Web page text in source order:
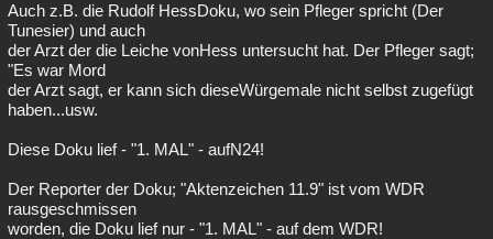
Auch z.B. die Rudolf HessDoku, wo sein Pfleger spricht (Der
Tunesier) und auch
der Arzt der die Leiche vonHess untersucht hat. Der Pfleger sagt;
"Es war Mord
der Arzt sagt, er kann sich dieseWürgemale nicht selbst zugefügt
haben...usw.
Diese Doku lief - "1. MAL" - aufN24!
Der Reporter der Doku; "Aktenzeichen 11.9" ist vom WDR
rausgeschmissen
worden, die Doku lief nur - "1. MAL" - auf dem WDR!